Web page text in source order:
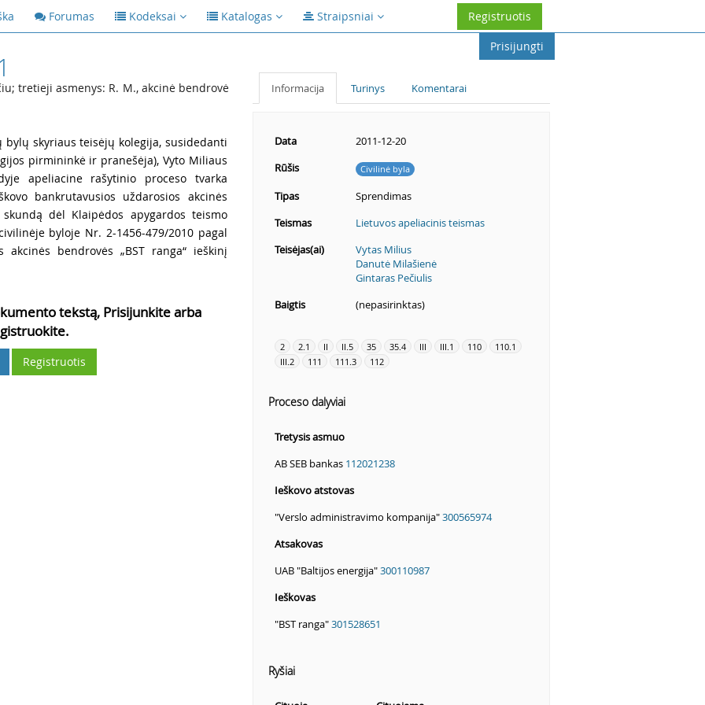
Forumas Kodeksai Katalogas Straipsniai
Registruotis
Prisijungti
tretieji asmenys: R. M., akcinė bendrovė
skyriaus teisėjų kolegija, susidedanti
pirmininkė ir pranešėja), Vyto Miliaus
apeliacine rašytinio proceso tvarka
bankrutavusios uždarosios akcinės
skundą dėl Klaipėdos apygardos teismo
byloje Nr. 2-1456-479/2010 pagal
akcinės bendrovės „BST ranga“ ieškinį
tekstą, Prisijunkite arba
Registruotis
Informacija Turinys Komentarai
Data
2011-12-20
Rūšis
Civilinė byla
Tipas
Sprendimas
Teismas
Lietuvos apeliacinis teismas
Teisėjas(ai)
Vytas Milius
Danutė Milašienė
Gintaras Pečiulis
Baigtis
(nepasirinktas)
2 2.1 II II.5 35 35.4 III III.1 110
110.1
III.2
111 111.3 112
Proceso dalyviai
Tretysis asmuo
AB SEB bankas 112021238
Ieškovo atstovas
"Verslo administravimo kompanija"300565974
Atsakovas
UAB "Baltijos energija"300110987
Ieškovas
"BST ranga"301528651
Ryšiai